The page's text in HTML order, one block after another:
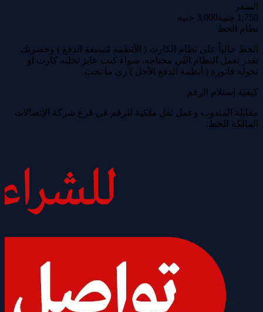
السعر
1,750 جنيه
3,000 جنيه
نظام الخط
الخط حالياً على نظام الكارت ( الأنظمة مُسبقة الدفع ) وحضرتك
تقدر تعمل النظام اللي محتاجه، سواء كنت عايز تخليه كارت او
تحوله فاتورة ( أنظمة الدفع الآجل ) زي ما تحب.
كيفية إستلام الرقم
مقابلة المندوب وعمل نقل ملكية للرقم في فرع شركة الإتصالات
المالكة للخط.